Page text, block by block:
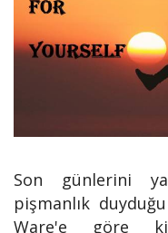
Son günlerini
pişmanlık
Ware'e göre